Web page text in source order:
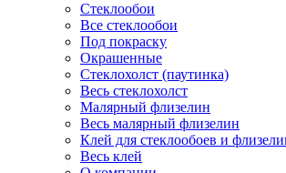
Стеклообои
Все стеклообои
Под покраску
Окрашенные
Стеклохолст (паутинка)
Весь стеклохолст
Малярный флизелин
Весь малярный флизелин
Клей для стеклообоев и
Весь клей